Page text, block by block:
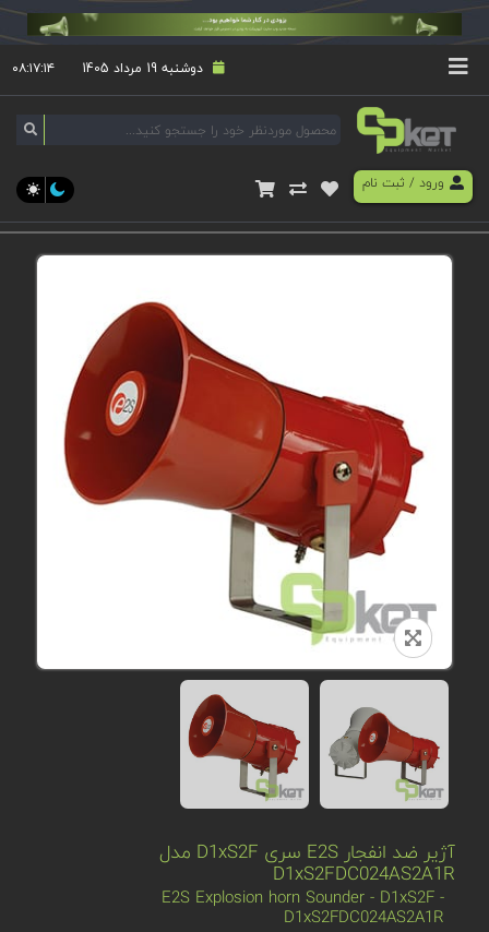
دوشنبه 19 مرداد 1405 ۰۸:۱۷:۱۴
ورود/ ثبت نام
آژیر ضد انفجار E2S سری D1xS2F مدل
D1xS2FDC024AS2A1R
E2S Explosion horn Sounder - D1xS2F -
D1xS2FDC024AS2A1R